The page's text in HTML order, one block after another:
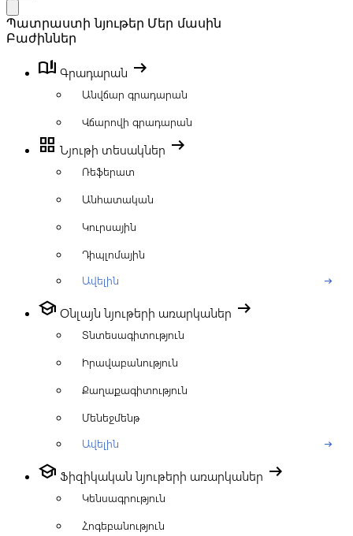
Պատրաստի նյութեր Մեր մասին
Բաժիններ
book_ribbon Գրադարան arrow_right_alt
Անվճար գրադարան
Վճարովի գրադարան
grid_view Նյութի տեսակներ arrow_right_alt
Ռեֆերատ
Անհատական
Կուրսային
Դիպլոմային
Ավելին
arrow_right_alt
school Օնլայն նյութերի առարկաներ arrow_right_alt
Տնտեսագիտություն
Իրավաբանություն
Քաղաքագիտություն
Մենեջմենթ
Ավելին
arrow_right_alt
school Ֆիզիկական նյութերի առարկաներ arrow_right_alt
Կենսագրություն
Հոգեբանություն